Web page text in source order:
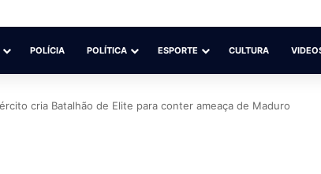
POLÍCIA POLÍTICA ESPORTE CULTURA
cria Batalhão de Elite para conter ameaça de Maduro